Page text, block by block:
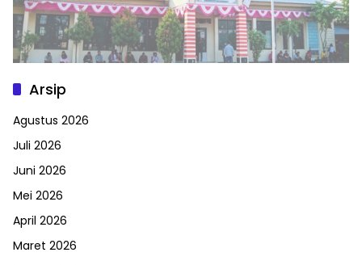
Arsip
Agustus 2026
Juli 2026
Juni 2026
Mei 2026
April 2026
Maret 2026